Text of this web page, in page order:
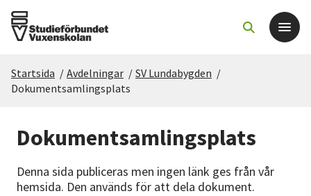
Det här gör vi
För dig som
Sök kurser och evenemang
Startsida / Avdelningar / SV Lundabygden /
Dokumentsamlingsplats
Dokumentsamlingsplats
Denna sida publiceras men ingen länk ges från vår
hemsida. Den används för att dela dokument.